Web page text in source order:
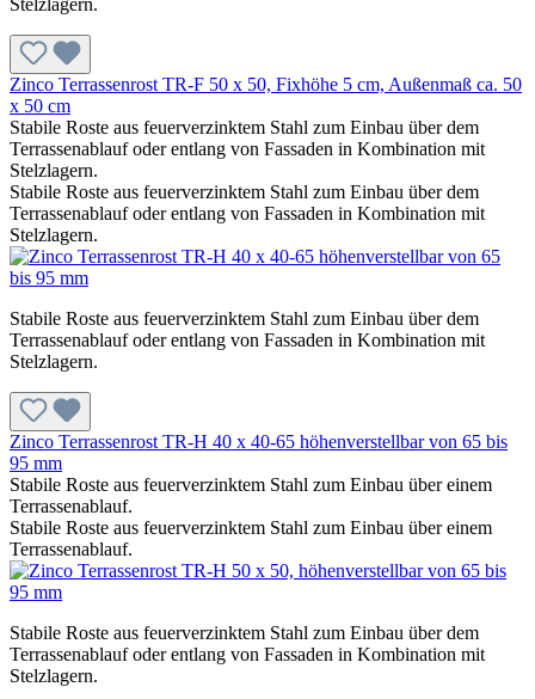
Zinco Terrassenrost TR-F 50 x 50, Fixhöhe 5 cm, Außenmaß ca. 50
x 50 cm
Stabile Roste aus feuerverzinktem Stahl zum Einbau über dem
Terrassenablauf oder entlang von Fassaden in Kombination mit
Stelzlagern.
Stabile Roste aus feuerverzinktem Stahl zum Einbau über dem
Terrassenablauf oder entlang von Fassaden in Kombination mit
Stelzlagern.
Stabile Roste aus feuerverzinktem Stahl zum Einbau über dem
Terrassenablauf oder entlang von Fassaden in Kombination mit
Stelzlagern.
Zinco Terrassenrost TR-H 40 x 40-65 höhenverstellbar von 65 bis
95 mm
Stabile Roste aus feuerverzinktem Stahl zum Einbau über einem
Terrassenablauf.
Stabile Roste aus feuerverzinktem Stahl zum Einbau über einem
Terrassenablauf.
Stabile Roste aus feuerverzinktem Stahl zum Einbau über dem
Terrassenablauf oder entlang von Fassaden in Kombination mit
Stelzlagern.